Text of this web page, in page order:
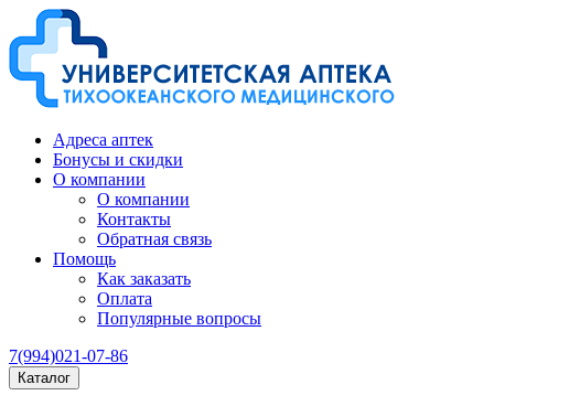
Адреса аптек
Бонусы и скидки
О компании
О компании
Контакты
Обратная связь
Помощь
Как заказать
Оплата
Популярные вопросы
7(994)021-07-86
Каталог